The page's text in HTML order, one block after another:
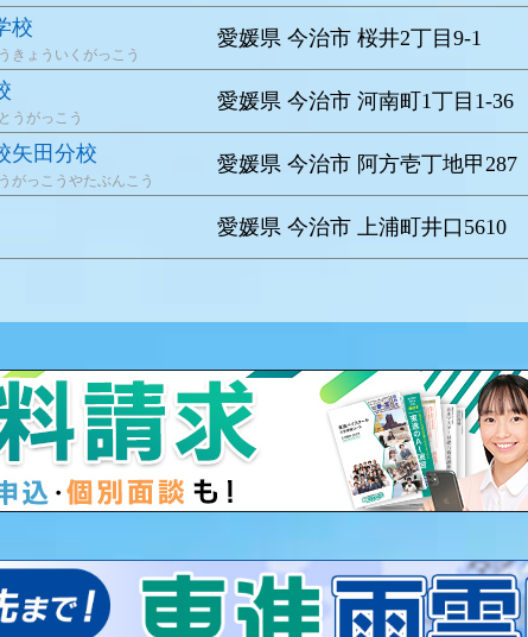
校
きょういくがっこう
愛媛県 今治市 桜井2丁目9-1
うがっこう
愛媛県 今治市 河南町1丁目1-36
矢田分校
がっこうやたぶんこう
愛媛県 今治市 阿方壱丁地甲287
愛媛県 今治市 上浦町井口5610